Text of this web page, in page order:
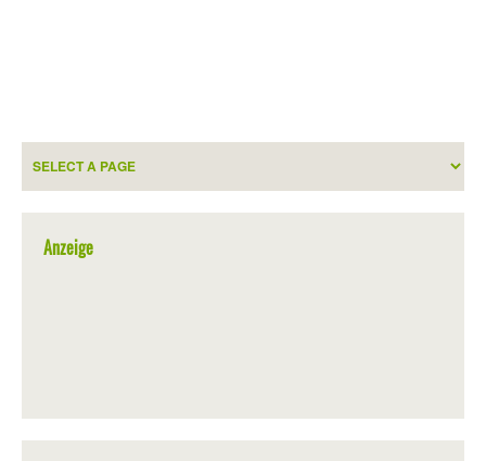
Anzeige